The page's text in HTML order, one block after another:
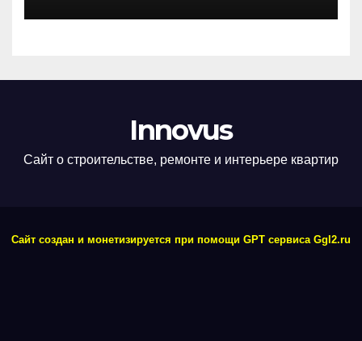
Innovus
Сайт о строительстве, ремонте и интерьере квартир
Сайт создан и монетизируется при помощи GPT сервиса Ggl2.ru